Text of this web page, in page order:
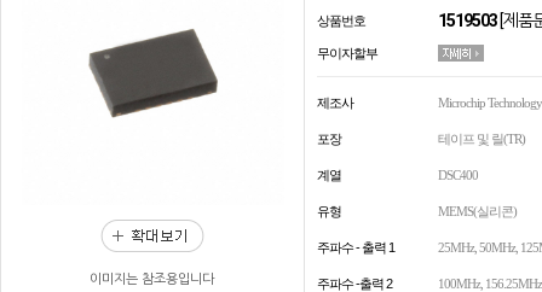
이미지는 참조용입니다
상품번호
1519503 [제품
무이자할부
제조사 Microchip Technology
포장 테이프 및 릴(TR)
계열 DSC400
유형 MEMS(실리콘)
주파수 - 출력 1 25MHz, 50MHz,
주파수 -출력 2 100MHz, 156.25MHz